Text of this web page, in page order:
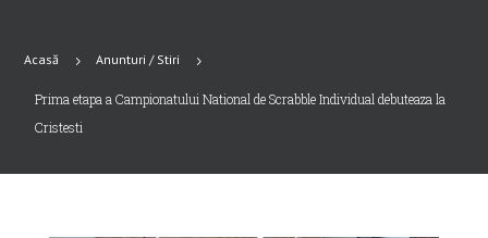
Acasă 5 Anunturi / Stiri 5
Prima etapa a Campionatului National de Scrabble Individual debuteaza la
Cristesti